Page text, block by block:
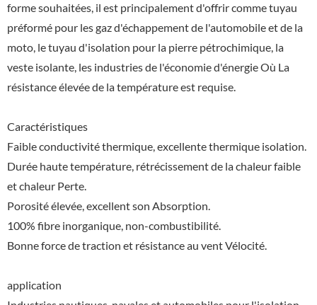
forme souhaitées, il est principalement d'offrir comme tuyau
préformé pour les gaz d'échappement de l'automobile et de la
moto, le tuyau d'isolation pour la pierre pétrochimique, la
veste isolante, les industries de l'économie d'énergie Où La
résistance élevée de la température est requise.
Caractéristiques
Faible conductivité thermique, excellente thermique isolation.
Durée haute température, rétrécissement de la chaleur faible
et chaleur Perte.
Porosité élevée, excellent son Absorption.
100% fibre inorganique, non-combustibilité.
Bonne force de traction et résistance au vent Vélocité.
application